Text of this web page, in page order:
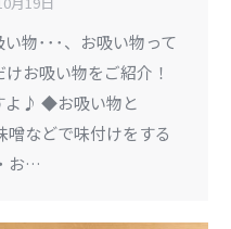
物･･･、お吸い物って
お吸い物をご紹介！
よ♪ ◆お吸い物と
噌などで味付けをする
お…